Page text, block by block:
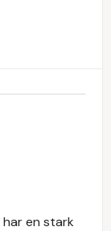
en stark